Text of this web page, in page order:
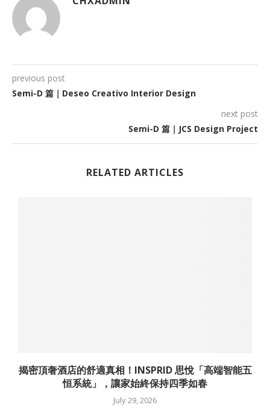
previous post
Semi-D 篇｜Deseo Creativo Interior Design
next post
Semi-D 篇｜JCS Design Project
RELATED ARTICLES
揭密頂奢酒店的舒適真相！INSPRID 思悅「高端智能五
恒系統」，讓家始終保持四季如春
July 29, 2026